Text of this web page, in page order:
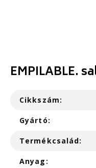
EMPILABLE.
Cikkszám:
Gyártó:
Termékcsalád:
Anyag: